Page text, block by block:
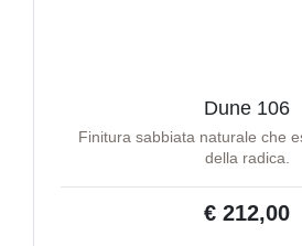
Dune 106
Finitura sabbiata naturale che
della radica.
€ 212,00